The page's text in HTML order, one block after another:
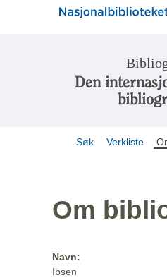
Den
Søk Verkliste
Om
Navn:
Ibsen